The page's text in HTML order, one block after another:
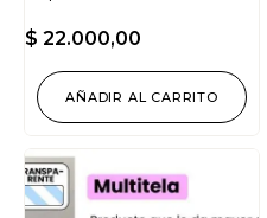
$ 22.000,00
AÑADIR AL CARRITO